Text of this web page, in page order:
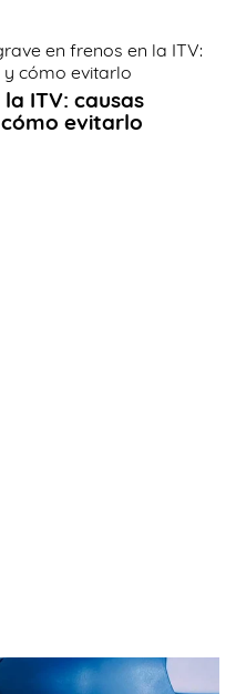
en frenos en la ITV:
y cómo evitarlo
ITV: causas
evitarlo